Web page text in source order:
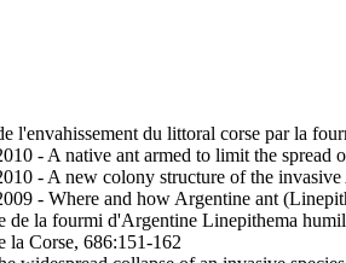
l'envahissement du littoral corse par la
- A native ant armed to limit the spread
- A new colony structure of the
- Where and how Argentine ant
de la fourmi d'Argentine Linepithema
la Corse, 686:151-162